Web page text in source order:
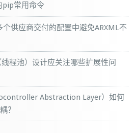
pip常用命令
个供应商交付的配置中避免ARXML不
程池）设计应关注哪些扩展性问
Abstraction Layer）如何
？